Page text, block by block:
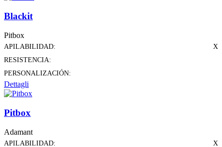
Blackit
Pitbox
APILABILIDAD:
X
RESISTENCIA:
PERSONALIZACIÓN:
Dettagli
Pitbox
Adamant
APILABILIDAD:
X